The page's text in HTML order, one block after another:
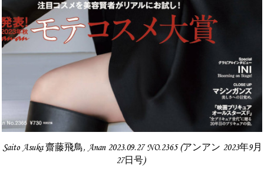
Saito Asuka 齋藤飛鳥, Anan 2023.09.27 NO.2365 (アンアン 2023年9月
27日号)